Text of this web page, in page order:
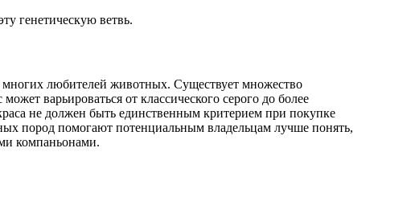
генетическую ветвь.
многих любителей животных. Существует множество
варьироваться от классического серого до более
не должен быть единственным критерием при покупке
пород помогают потенциальным владельцам лучше понять,
компаньонами.